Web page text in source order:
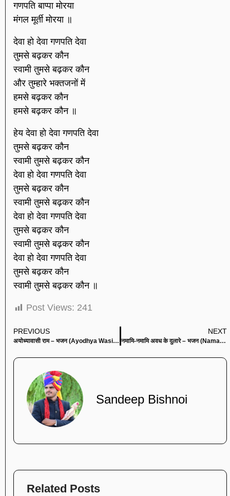
गणपति बाप्पा मोरया
मंगल मूर्ती मोरया ॥
देवा हो देवा गणपति देवा
तुमसे बढ़कर कौन
स्वामी तुमसे बढ़कर कौन
और तुम्हारे भक्तजनों में
हमसे बढ़कर कौन
हमसे बढ़कर कौन ॥
हेय देवा हो देवा गणपति देवा
तुमसे बढ़कर कौन
स्वामी तुमसे बढ़कर कौन
देवा हो देवा गणपति देवा
तुमसे बढ़कर कौन
स्वामी तुमसे बढ़कर कौन
देवा हो देवा गणपति देवा
तुमसे बढ़कर कौन
स्वामी तुमसे बढ़कर कौन
देवा हो देवा गणपति देवा
तुमसे बढ़कर कौन
स्वामी तुमसे बढ़कर कौन ॥
Post Views: 241
PREVIOUS
अयोध्यावासी राम – भजन (Ayodhya Wasi Ram)
NEXT
नमामि-नमामि अवध के दुलारे – भजन (Namami Namami Awadh Ke Dulare)
Sandeep Bishnoi
Related Posts